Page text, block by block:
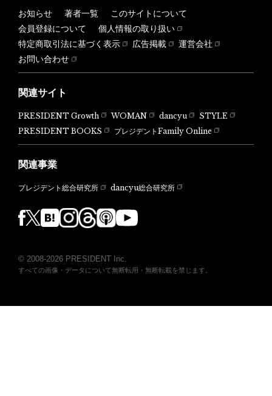
お知らせ 著者一覧
このサイトについて
会員登録について
個人情報の取り扱い
特定商取引法に基づく表示
広告掲載
運営会社
お問い合わせ
関連サイト
PRESIDENT Growth WOMAN dancyu
STYLE
PRESIDENT BOOKS
プレジデントFamily Online
関連事業
プレジデント総合研究所 dancyu総合研究所
© 2008-2026 PRESIDENT Inc.
すべての画像・データについて無断転用・無断転載を禁じます。